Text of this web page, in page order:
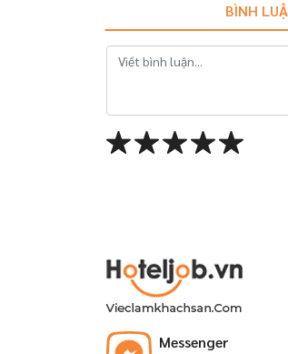
BÌNH
Messenger